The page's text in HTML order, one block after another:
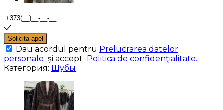
Solicita apel
Dau acordul pentru Prelucrarea datelor
personale și accept Politica de confidenţialitate.
Категория: Шубы